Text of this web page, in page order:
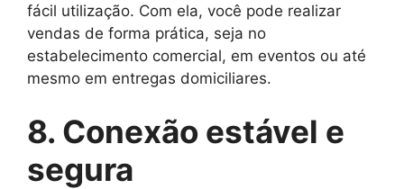
fácil utilização. Com ela, você pode realizar
vendas de forma prática, seja no
estabelecimento comercial, em eventos ou até
mesmo em entregas domiciliares.
8. Conexão estável e
segura